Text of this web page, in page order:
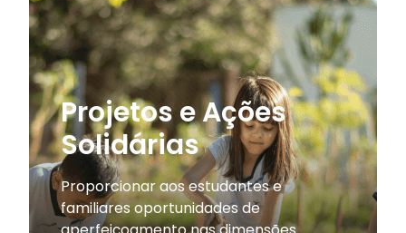
Projetos e Ações
Solidárias
Proporcionar aos estudantes e
familiares oportunidades de